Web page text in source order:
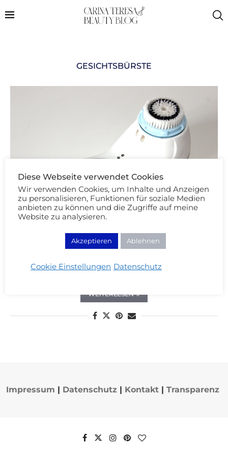
GESICHTSBÜRSTE
Meine 2 Jahre mit der Clarisonic
19/06/2013
WEITERLESEN
Impressum | Datenschutz | Kontakt | Transparenz
Diese Webseite verwendet Cookies
Wir verwenden Cookies, um Inhalte und Anzeigen
zu personalisieren, Funktionen für soziale Medien
anbieten zu können und die Zugriffe auf meine
Website zu analysieren.
Akzeptieren Ablehnen
Cookie Einstellungen Datenschutz